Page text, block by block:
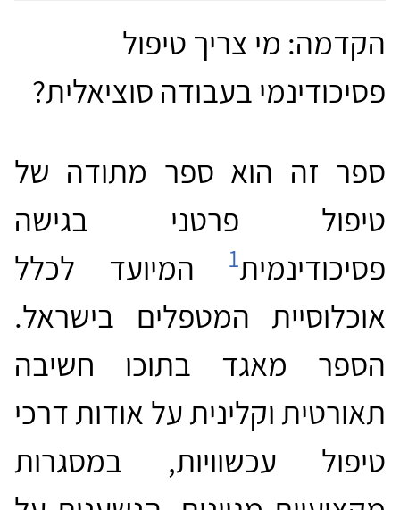
הקדמה: מי צריך טיפול
פסיכודינמי בעבודה סוציאלית?
ספר זה הוא ספר מתודה של
טיפול פרטני בגישה
פסיכודינמית1
המיועד לכלל
אוכלוסיית המטפלים בישראל.
הספר מאגד בתוכו חשיבה
תאורטית וקלינית על אודות דרכי
טיפול עכשוויות, במסגרות